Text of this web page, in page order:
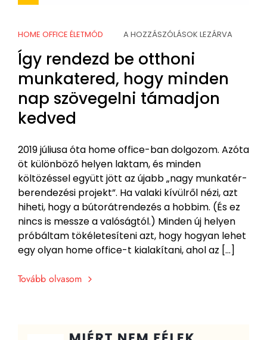
HOME OFFICE ÉLETMÓD A HOZZÁSZÓLÁSOK LEZÁRVA
Így rendezd be otthoni
munkatered, hogy minden
nap szövegelni támadjon
kedved
2019 júliusa óta home office-ban dolgozom. Azóta
öt különböző helyen laktam, és minden
költözéssel együtt jött az újabb „nagy munkatér-
berendezési projekt”. Ha valaki kívülről nézi, azt
hiheti, hogy a bútorátrendezés a hobbim. (És ez
nincs is messze a valóságtól.) Minden új helyen
próbáltam tökéletesíteni azt, hogy hogyan lehet
egy olyan home office-t kialakítani, ahol az […]
Tovább olvasom